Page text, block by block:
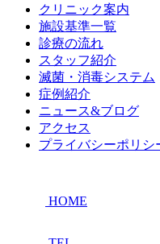
クリニック案内
施設基準一覧
診療の流れ
スタッフ紹介
滅菌・消毒システム
症例紹介
ニュース&ブログ
アクセス
プライバシーポリシ
HOME